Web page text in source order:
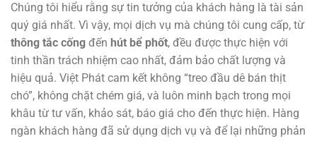
Chúng tôi hiểu rằng sự tin tưởng của khách hàng là tài sản
quý giá nhất. Vì vậy, mọi dịch vụ mà chúng tôi cung cấp, từ
thông tắc cống đến hút bể phốt, đều được thực hiện với
tinh thần trách nhiệm cao nhất, đảm bảo chất lượng và
hiệu quả. Việt Phát cam kết không “treo đầu dê bán thịt
chó”, không chặt chém giá, và luôn minh bạch trong mọi
khâu từ tư vấn, khảo sát, báo giá cho đến thực hiện. Hàng
ngàn khách hàng đã sử dụng dịch vụ và để lại những phản